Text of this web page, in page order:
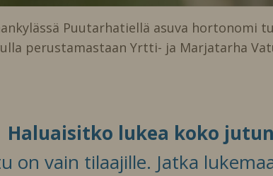
Puutarhatiellä asuva hortonomi
perustamastaan Yrtti- ja Marjatarha
Haluaisitko lukea koko
on vain tilaajille. Jatka